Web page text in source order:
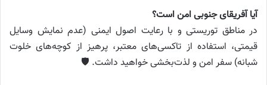
آیا آفریقای جنوبی امن است؟
در مناطق توریستی و با رعایت اصول ایمنی (عدم نمایش وسایل
قیمتی، استفاده از تاکسی‌های معتبر، پرهیز از کوچه‌های خلوت
شبانه) سفر امن و لذت‌بخشی خواهید داشت. 🛡️